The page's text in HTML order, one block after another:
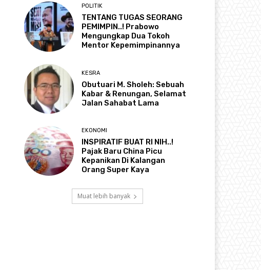
POLITIK
TENTANG TUGAS SEORANG
PEMIMPIN..! Prabowo
Mengungkap Dua Tokoh
Mentor Kepemimpinannya
KESRA
Obutuari M. Sholeh: Sebuah
Kabar & Renungan, Selamat
Jalan Sahabat Lama
EKONOMI
INSPIRATIF BUAT RI NIH..!
Pajak Baru China Picu
Kepanikan Di Kalangan
Orang Super Kaya
Muat lebih banyak